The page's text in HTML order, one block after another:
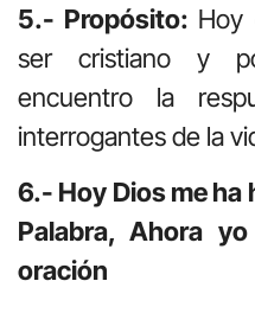
5.- Propósito: Hoy
ser cristiano y
encuentro la
interrogantes de la
6.- Hoy Dios me ha
Palabra, Ahora
oración